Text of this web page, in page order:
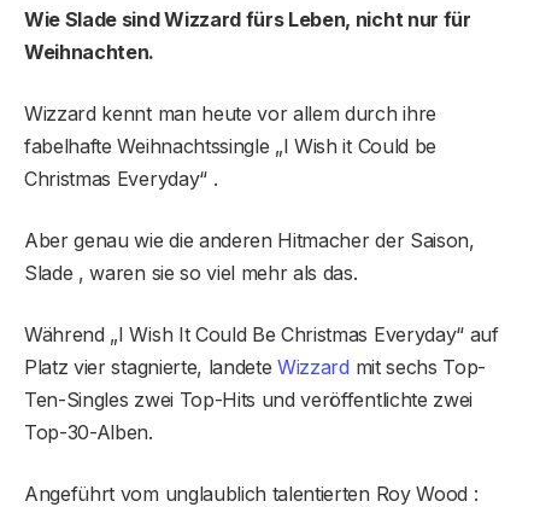
Wie Slade sind Wizzard fürs Leben, nicht nur für
Weihnachten.
Wizzard kennt man heute vor allem durch ihre
fabelhafte Weihnachtssingle „I Wish it Could be
Christmas Everyday“ .
Aber genau wie die anderen Hitmacher der Saison,
Slade , waren sie so viel mehr als das.
Während „I Wish It Could Be Christmas Everyday“ auf
Platz vier stagnierte, landeteWizzard mit sechs Top-
Ten-Singles zwei Top-Hits und veröffentlichte zwei
Top-30-Alben.
Angeführt vom unglaublich talentierten Roy Wood :